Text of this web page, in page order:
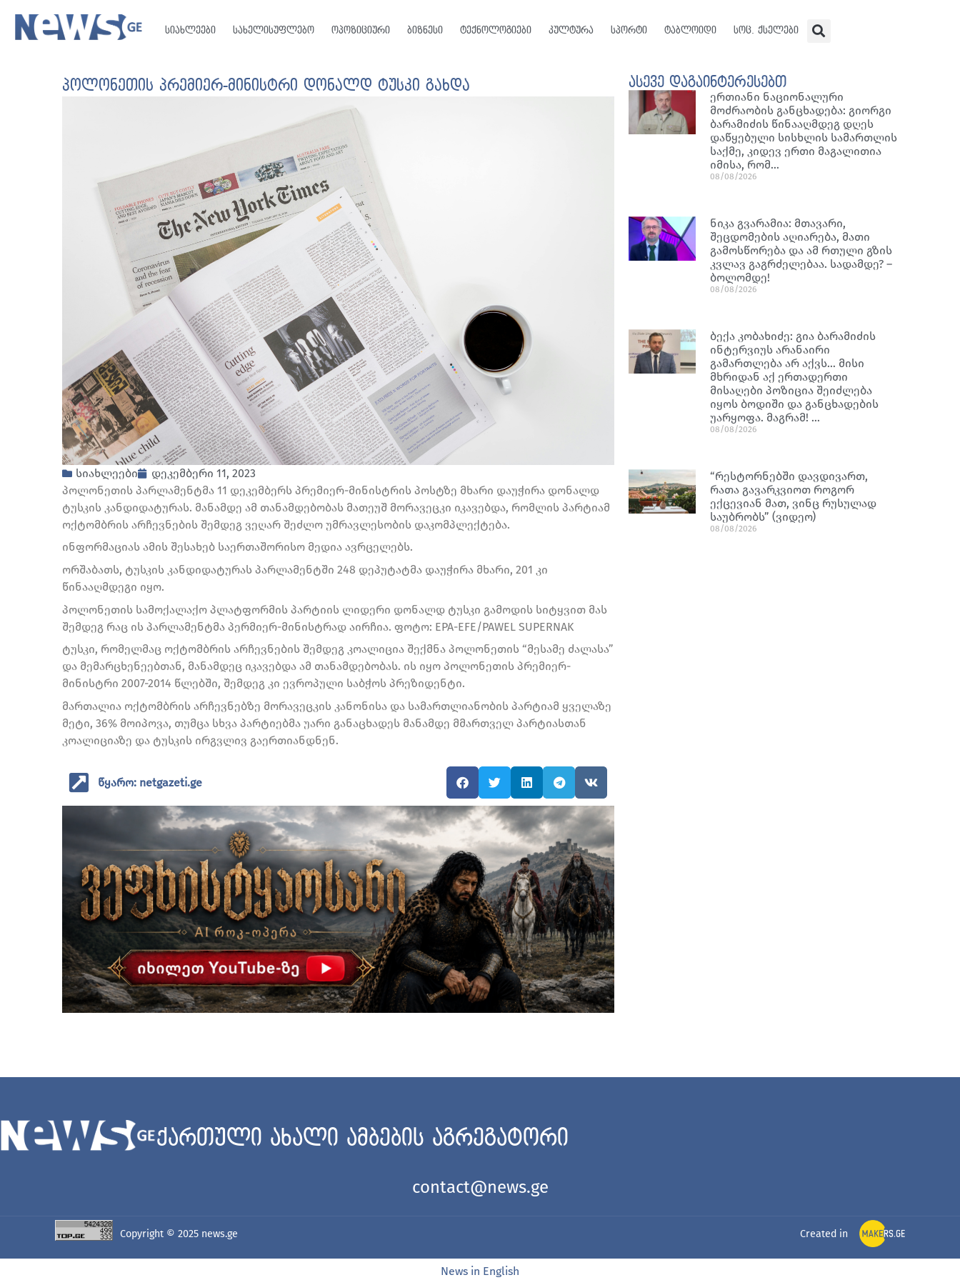
სიახლეები სახელისუფლებო ოპოზიციური ბიზნესი ტექნოლოგიები კულტურა სპორტი ტაბლოიდი სოც. ქსელები
პოლონეთის პრემიერ-მინისტრი დონალდ ტუსკი გახდა
სიახლეები
დეკემბერი 11, 2023
პოლონეთის პარლამენტმა 11 დეკემბერს პრემიერ-მინისტრის პოსტზე მხარი დაუჭირა დონალდ
ტუსკის კანდიდატურას. მანამდე ამ თანამდებობას მათეუშ მორავეცკი იკავებდა, რომლის პარტიამ
ოქტომბრის არჩევნების შემდეგ ვეღარ შეძლო უმრავლესობის დაკომპლექტება.
ინფორმაციას ამის შესახებ საერთაშორისო მედია ავრცელებს.
ორშაბათს, ტუსკის კანდიდატურას პარლამენტში 248 დეპუტატმა დაუჭირა მხარი, 201 კი
წინააღმდეგი იყო.
პოლონეთის სამოქალაქო პლატფორმის პარტიის ლიდერი დონალდ ტუსკი გამოდის სიტყვით მას
შემდეგ რაც ის პარლამენტმა პერმიერ-მინისტრად აირჩია. ფოტო: EPA-EFE/PAWEL SUPERNAK
ტუსკი, რომელმაც ოქტომბრის არჩევნების შემდეგ კოალიცია შექმნა პოლონეთის “მესამე ძალასა”
და მემარცხენეებთან, მანამდეც იკავებდა ამ თანამდებობას. ის იყო პოლონეთის პრემიერ-
მინისტრი 2007-2014 წლებში, შემდეგ კი ევროპული საბჭოს პრეზიდენტი.
მართალია ოქტომბრის არჩევნებზე მორავეცკის კანონისა და სამართლიანობის პარტიამ ყველაზე
მეტი, 36% მოიპოვა, თუმცა სხვა პარტიებმა უარი განაცხადეს მანამდე მმართველ პარტიასთან
კოალიციაზე და ტუსკის ირგვლივ გაერთიანდნენ.
წყარო: netgazeti.ge
ასევე დაგაინტერესებთ
ერთიანი ნაციონალური
მოძრაობის განცხადება: გიორგი
ბარამიძის წინააღმდეგ დღეს
დაწყებული სისხლის სამართლის
საქმე, კიდევ ერთი მაგალითია
იმისა, რომ…
08/08/2026
ნიკა გვარამია: მთავარი,
შეცდომების აღიარება, მათი
გამოსწორება და ამ რთული გზის
კვლავ გაგრძელებაა. სადამდე? –
ბოლომდე!
08/08/2026
ბექა კობახიძე: გია ბარამიძის
ინტერვიუს არანაირი
გამართლება არ აქვს… მისი
მხრიდან აქ ერთადერთი
მისაღები პოზიცია შეიძლება
იყოს ბოდიში და განცხადების
უარყოფა. მაგრამ! …
08/08/2026
“რესტორნებში დავდივართ,
რათა გავარკვიოთ როგორ
ექცევიან მათ, ვინც რუსულად
საუბრობს” (ვიდეო)
08/08/2026
ქართული ახალი ამბების აგრეგატორი
contact@news.ge
Copyright © 2025 news.ge Created in
News in English